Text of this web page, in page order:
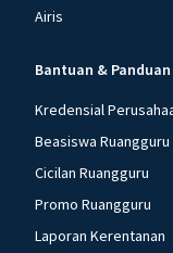
Airis
Bantuan & Panduan
Kredensial
Beasiswa Ruangguru
Cicilan Ruangguru
Promo Ruangguru
Laporan Kerentanan